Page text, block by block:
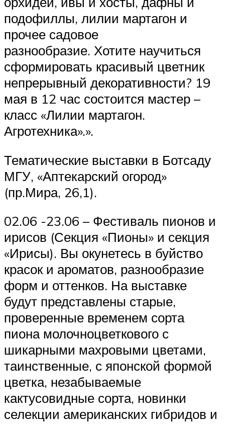
подофиллы, лилии мартагон и
прочее садовое
разнообразие. Хотите научиться
сформировать красивый цветник
непрерывный декоративности? 19
мая в 12 час состоится мастер –
класс «Лилии мартагон.
Агротехника».».
Тематические выставки в Ботсаду
МГУ, «Аптекарский огород»
(пр.Мира, 26,1).
02.06 -23.06 – Фестиваль пионов и
ирисов (Секция «Пионы» и секция
«Ирисы). Вы окунетесь в буйство
красок и ароматов, разнообразие
форм и оттенков. На выставке
будут представлены старые,
проверенные временем сорта
пиона молочноцветкового с
шикарными махровыми цветами,
таинственные, с японской формой
цветка, незабываемые
кактусовидные сорта, новинки
селекции американских гибридов и